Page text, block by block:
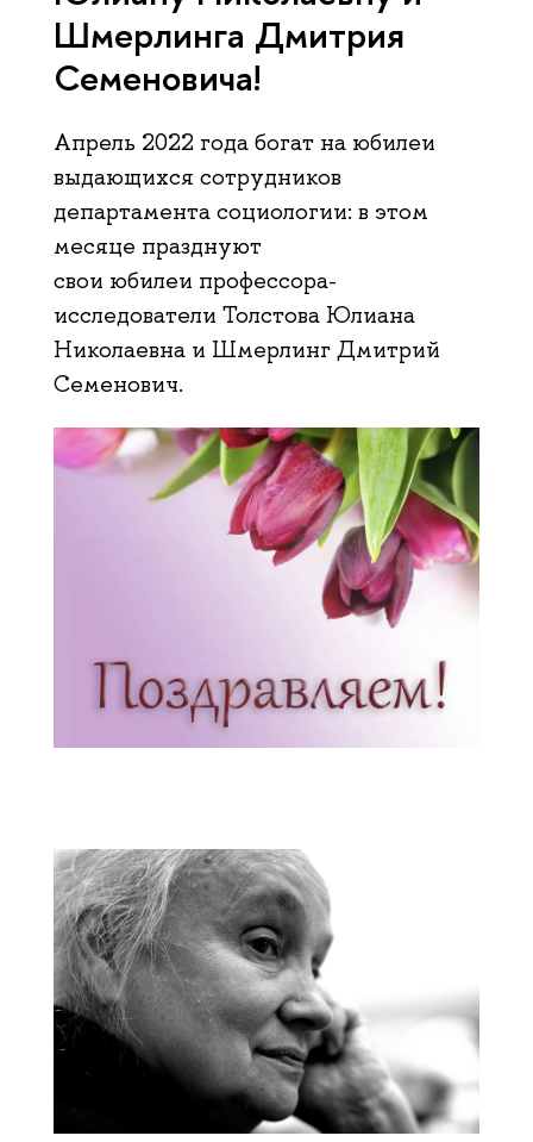
Шмерлинга Дмитрия
Семеновича!
Апрель 2022 года богат на юбилеи
выдающихся сотрудников
департамента социологии: в этом
месяце празднуют
свои юбилеи профессора-
исследователи Толстова Юлиана
Николаевна и Шмерлинг Дмитрий
Семенович.